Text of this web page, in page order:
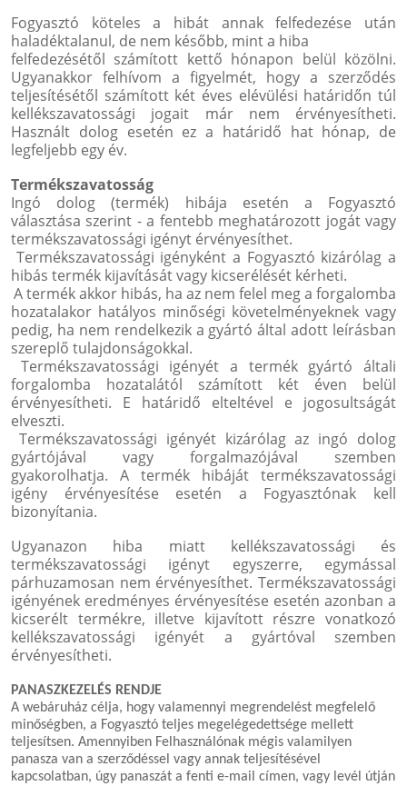
Fogyasztó köteles a hibát annak felfedezése után
haladéktalanul, de nem később, mint a hiba
felfedezésétől számított kettő hónapon belül közölni.
Ugyanakkor felhívom a figyelmét, hogy a szerződés
teljesítésétől számított két éves elévülési határidőn túl
kellékszavatossági jogait már nem érvényesítheti.
Használt dolog esetén ez a határidő hat hónap, de
legfeljebb egy év.
Termékszavatosság
Ingó dolog (termék) hibája esetén a Fogyasztó
választása szerint - a fentebb meghatározott jogát vagy
termékszavatossági igényt érvényesíthet.
Termékszavatossági igényként a Fogyasztó kizárólag a
hibás termék kijavítását vagy kicserélését kérheti.
A termék akkor hibás, ha az nem felel meg a forgalomba
hozatalakor hatályos minőségi követelményeknek vagy
pedig, ha nem rendelkezik a gyártó által adott leírásban
szereplő tulajdonságokkal.
Termékszavatossági igényét a termék gyártó általi
forgalomba hozatalától számított két éven belül
érvényesítheti. E határidő elteltével e jogosultságát
elveszti.
Termékszavatossági igényét kizárólag az ingó dolog
gyártójával vagy forgalmazójával szemben
gyakorolhatja. A termék hibáját termékszavatossági
igény érvényesítése esetén a Fogyasztónak kell
bizonyítania.
Ugyanazon hiba miatt kellékszavatossági és
termékszavatossági igényt egyszerre, egymással
párhuzamosan nem érvényesíthet. Termékszavatossági
igényének eredményes érvényesítése esetén azonban a
kicserélt termékre, illetve kijavított részre vonatkozó
kellékszavatossági igényét a gyártóval szemben
érvényesítheti.
PANASZKEZELÉS RENDJE
A webáruház célja, hogy valamennyi megrendelést megfelelő
minőségben, a Fogyasztó teljes megelégedettsége mellett
teljesítsen. Amennyiben Felhasználónak mégis valamilyen
panasza van a szerződéssel vagy annak teljesítésével
kapcsolatban, úgy panaszát a fenti e-mail címen, vagy levél útján